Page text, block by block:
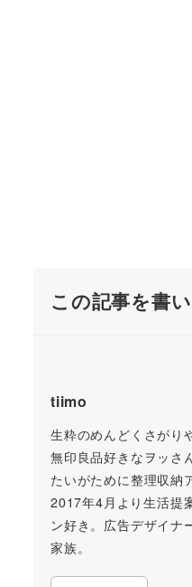
この記事を書
tiimo
生粋のめんどくさがり
無印良品好きなヲッさ
たいがために整理収納
2017年4月より生活提
ン好き。広告デザイナ
家族。